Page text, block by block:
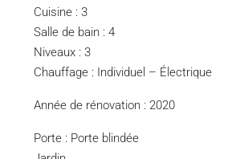
Cuisine : 3
Salle de bain : 4
Niveaux : 3
Chauffage : Individuel – Électrique
Année de rénovation : 2020
Porte : Porte blindée